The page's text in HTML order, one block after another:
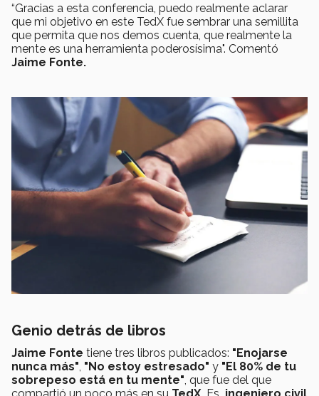
“Gracias a esta conferencia, puedo realmente aclarar
que mi objetivo en este TedX fue sembrar una semillita
que permita que nos demos cuenta, que realmente la
mente es una herramienta poderosísima". Comentó
Jaime Fonte.
Genio detrás de libros
Jaime Fonte tiene tres libros publicados: "Enojarse
nunca más", "No estoy estresado" y "El 80% de tu
sobrepeso está en tu mente", que fue del que